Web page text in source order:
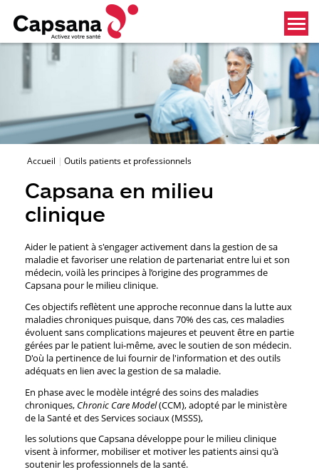
Accueil Outils patients et professionnels
Capsana en milieu
clinique
Aider le patient à s'engager activement dans la gestion de sa
maladie et favoriser une relation de partenariat entre lui et son
médecin, voilà les principes à l’origine des programmes de
Capsana pour le milieu clinique.
Ces objectifs reflètent une approche reconnue dans la lutte aux
maladies chroniques puisque, dans 70% des cas, ces maladies
évoluent sans complications majeures et peuvent être en partie
gérées par le patient lui-même, avec le soutien de son médecin.
D'où la pertinence de lui fournir de l'information et des outils
adéquats en lien avec la gestion de sa maladie.
En phase avec le modèle intégré des soins des maladies
chroniques, Chronic Care Model(CCM), adopté par le ministère
de la Santé et des Services sociaux (MSSS),
les solutions que Capsana développe pour le milieu clinique
visent à informer, mobiliser et motiver les patients ainsi qu'à
soutenir les professionnels de la santé.